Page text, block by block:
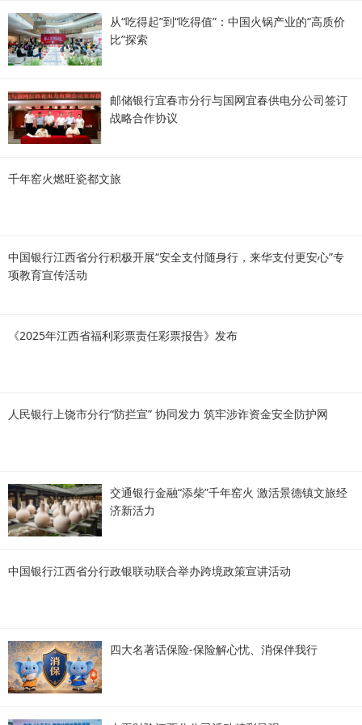
从“吃得起”到“吃得值”：中国火锅产业的“高质价
比”探索
邮储银行宜春市分行与国网宜春供电分公司签订
战略合作协议
千年窑火燃旺瓷都文旅
中国银行江西省分行积极开展“安全支付随身行，来华支付更安心”专
项教育宣传活动
《2025年江西省福利彩票责任彩票报告》发布
人民银行上饶市分行“防拦宣” 协同发力 筑牢涉诈资金安全防护网
交通银行金融“添柴”千年窑火 激活景德镇文旅经
济新活力
中国银行江西省分行政银联动联合举办跨境政策宣讲活动
四大名著话保险-保险解心忧、消保伴我行